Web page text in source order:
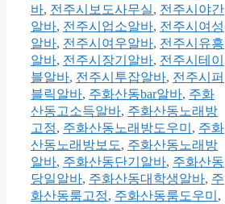
바, 전주시보도사무실, 전주시야간
알바, 전주시업소알바, 전주시여성
알바, 전주시여우알바, 전주시유흥
알바, 전주시장기알바, 전주시테이
블알바, 전주시투잡알바, 전주시퍼
블릭알바, 주화산동bar알바, 주화
산동고소득알바, 주화산동노래방
고정, 주화산동노래방도우미 , 주화
산동노래방보도, 주화산동노래방
알바, 주화산동단기알바, 주화산동
당일알바, 주화산동대학생알바, 주
화산동룸고정, 주화산동룸도우미 ,